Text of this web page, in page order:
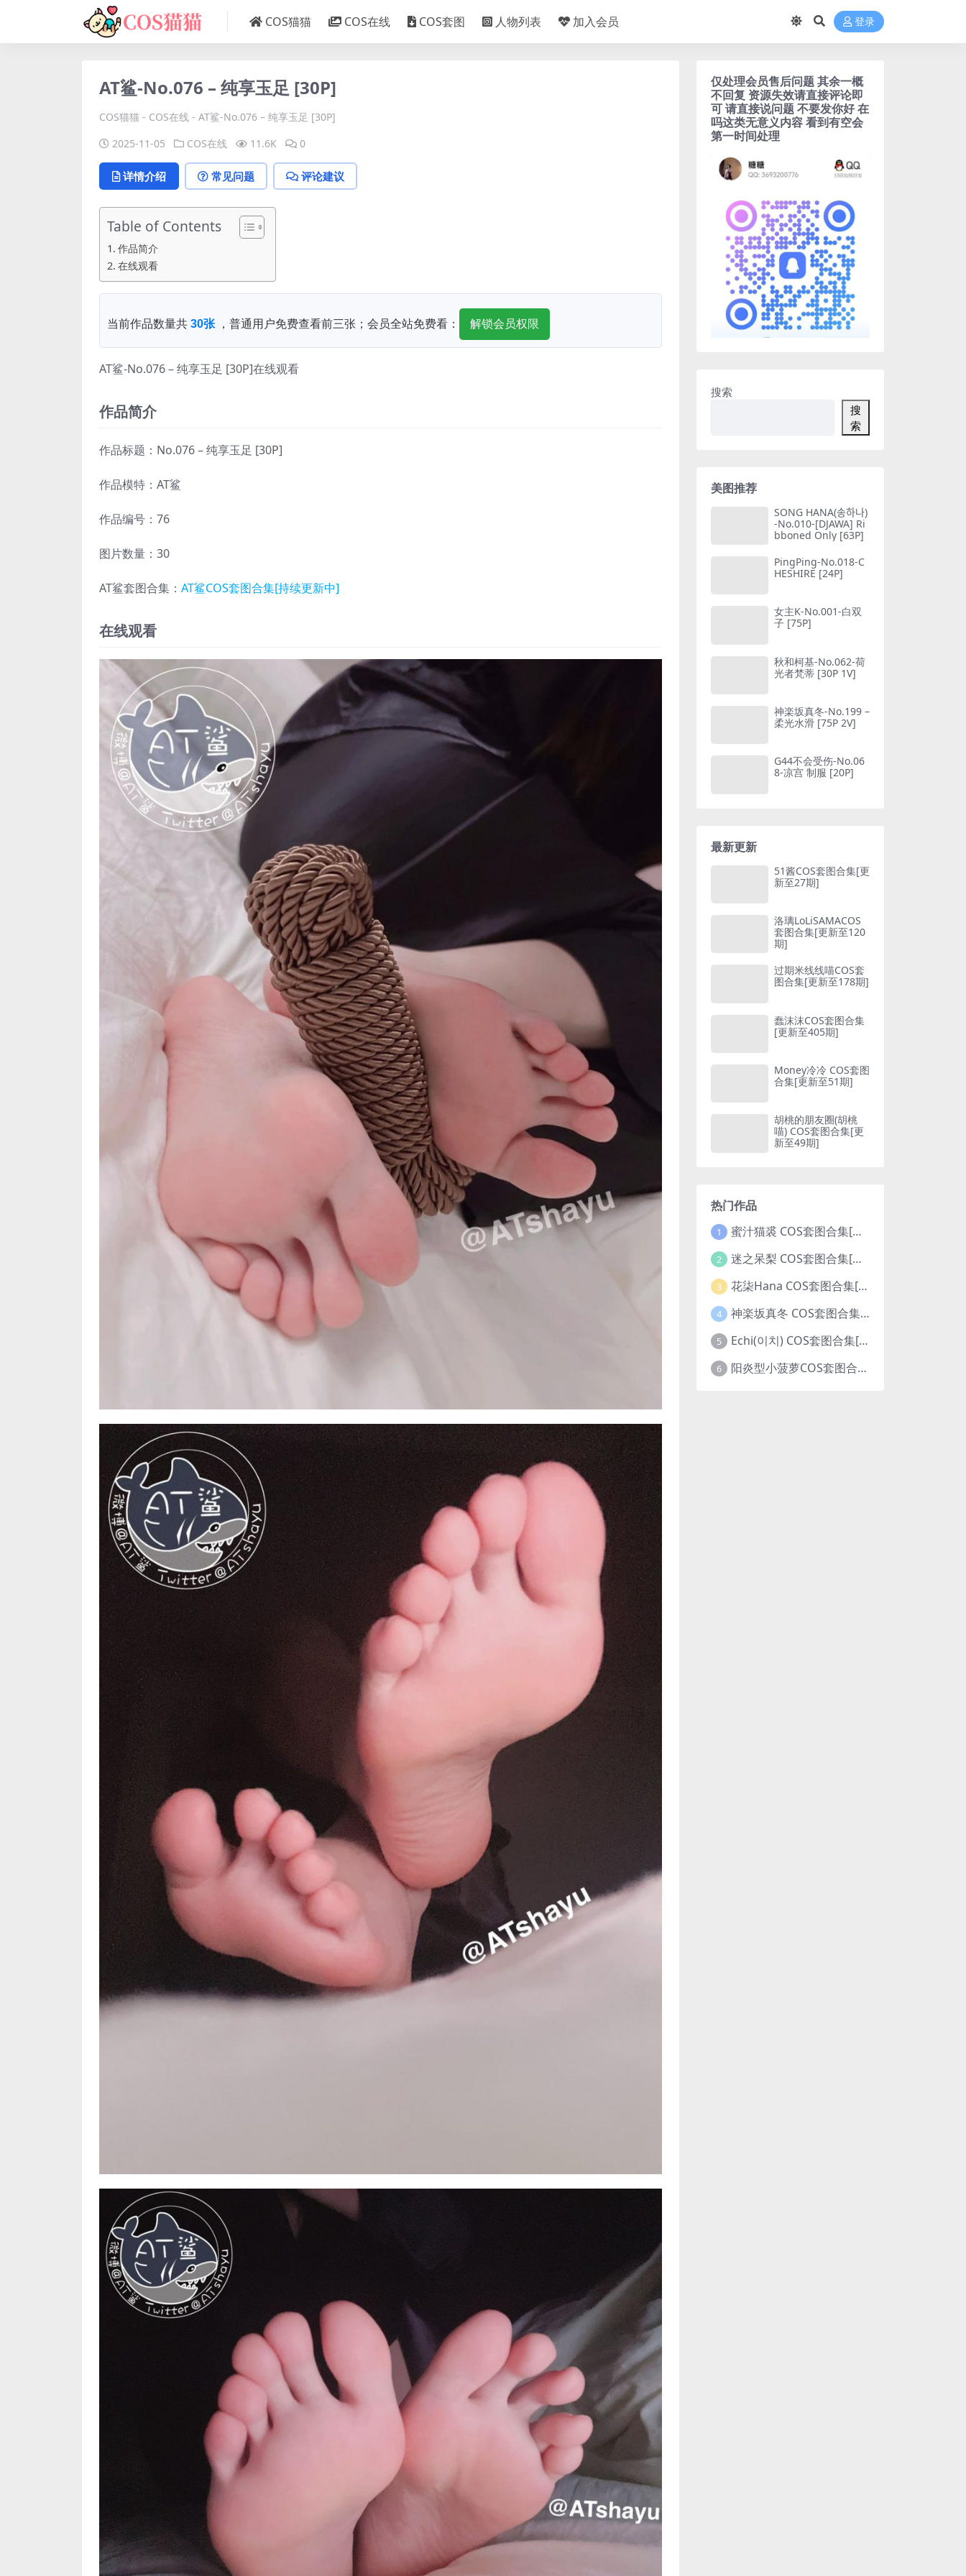
COS猫猫 COS在线 COS套图 人物列表 加入会员 登录
AT鲨-No.076 – 纯享玉足 [30P]
COS猫猫 - COS在线 - AT鲨-No.076 – 纯享玉足 [30P]
2025-11-05
COS在线 11.6K 0
详情介绍 常见问题 评论建议
Table of Contents
作品简介
在线观看
当前作品数量共 30张 ，普通用户免费查看前三张；会员全站免费看： 解锁会员权限
AT鲨-No.076 – 纯享玉足 [30P]在线观看
作品简介
作品标题：No.076 – 纯享玉足 [30P]
作品模特：AT鲨
作品编号：76
图片数量：30
AT鲨套图合集： AT鲨COS套图合集[持续更新中]
在线观看
仅处理会员售后问题 其余一概
不回复 资源失效请直接评论即
可 请直接说问题 不要发你好 在
吗这类无意义内容 看到有空会
第一时间处理
搜索
搜
索
美图推荐
SONG HANA(송하나)
-No.010-[DJAWA] Ri
bboned Only [63P]
PingPing-No.018-C
HESHIRE [24P]
女主K-No.001-白双
子 [75P]
秋和柯基-No.062-荷
光者梵蒂 [30P 1V]
神楽坂真冬-No.199 –
柔光水滑 [75P 2V]
G44不会受伤-No.06
8-凉宫 制服 [20P]
最新更新
51酱COS套图合集[更
新至27期]
洛璃LoLiSAMACOS
套图合集[更新至120
期]
过期米线线喵COS套
图合集[更新至178期]
蠢沫沫COS套图合集
[更新至405期]
Money冷冷 COS套图
合集[更新至51期]
胡桃的朋友圈(胡桃
喵) COS套图合集[更
新至49期]
热门作品
1 蜜汁猫裘 COS套图合集[更新至128期]
2 迷之呆梨 COS套图合集[更新至74期]
3 花柒Hana COS套图合集[更新至42期]
4 神楽坂真冬 COS套图合集[更新至231期]
5 Echi(이치) COS套图合集[更新至4期]
6 阳炎型小菠萝COS套图合集[更新至7期]